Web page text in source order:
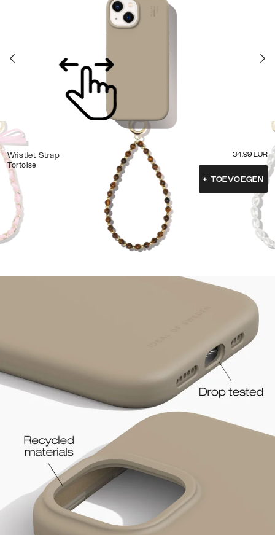
Wristlet Strap
Tortoise
34.99 EUR
+ TOEVOEGEN